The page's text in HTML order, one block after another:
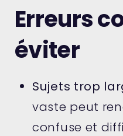
Erreurs
éviter
Sujets trop
vaste peut
confuse et